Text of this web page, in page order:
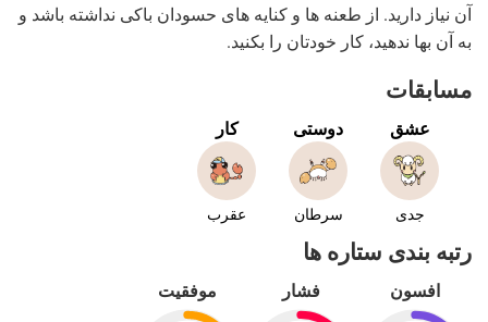
آن نیاز دارید. از طعنه ها و کنایه های حسودان باکی نداشته باشد و
به آن بها ندهید، کار خودتان را بکنید.
مسابقات
عشق
جدی
دوستی
سرطان
کار
عقرب
رتبه بندی ستاره ها
افسون فشار موفقیت